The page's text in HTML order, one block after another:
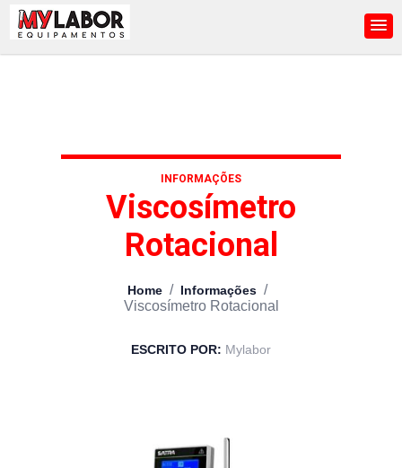
INFORMAÇÕES
Viscosímetro
Rotacional
Home / Informações /
Viscosímetro Rotacional
ESCRITO POR: Mylabor